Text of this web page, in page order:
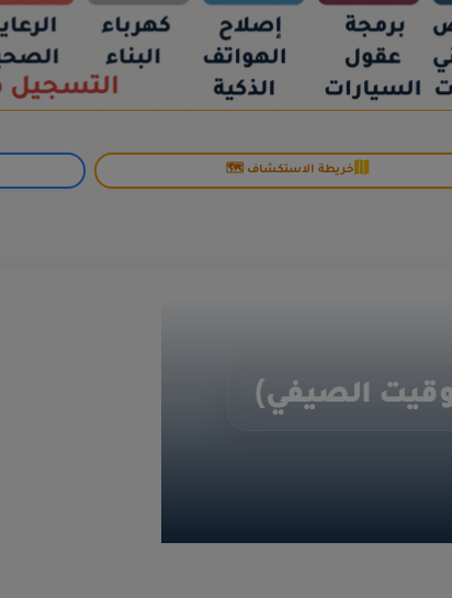
خريطة الاستكشاف 🗺️
الصيفي)